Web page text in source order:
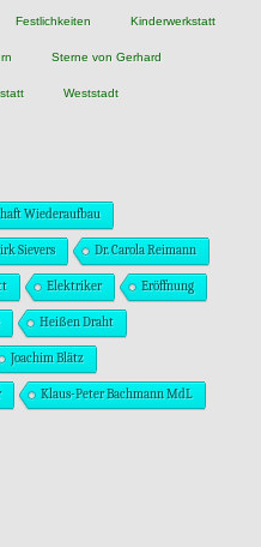
Festlichkeiten Kinderwerkstatt
Sterne von Gerhard
Weststadt
Wiederaufbau
Sievers Dr. Carola Reimann
Elektriker Eröffnung
Heißen Draht
Joachim Blätz
Klaus-Peter Bachmann MdL